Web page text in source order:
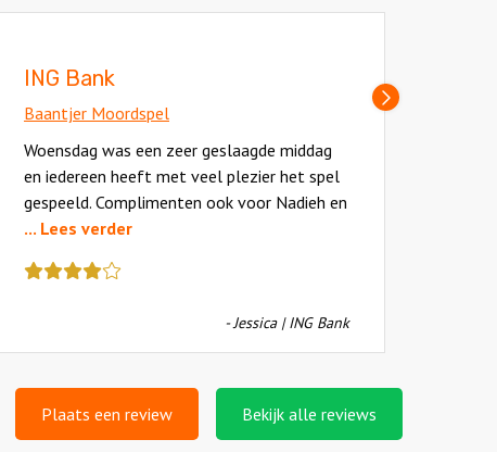
ING Bank
Baantjer Moordspel
Woensdag was een zeer geslaagde middag
en iedereen heeft met veel plezier het spel
gespeeld. Complimenten ook voor Nadieh en
... Lees verder
review
cijfer
een
- Jessica | ING Bank
Volgende
slide
Plaats een review Bekijk alle reviews